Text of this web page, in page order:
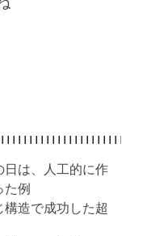
日は、人工的に作
た例
造で成功した超